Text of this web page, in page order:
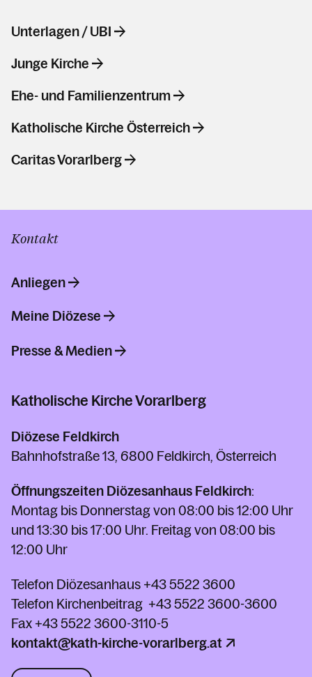
Unterlagen / UBI
Junge Kirche
Ehe- und Familienzentrum
Katholische Kirche Österreich
Caritas Vorarlberg
Kontakt
Anliegen
Meine Diözese
Presse & Medien
Katholische Kirche Vorarlberg
Diözese Feldkirch
Bahnhofstraße 13, 6800 Feldkirch, Österreich
Öffnungszeiten Diözesanhaus Feldkirch:
Montag bis Donnerstag von 08:00 bis 12:00 Uhr
und 13:30 bis 17:00 Uhr. Freitag von 08:00 bis
12:00 Uhr
Telefon Diözesanhaus +43 5522 3600
Telefon Kirchenbeitrag +43 5522 3600-3600
Fax +43 5522 3600-3110-5
kontakt@kath-kirche-vorarlberg.at